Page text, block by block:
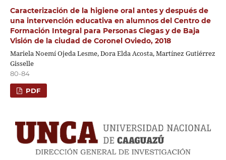
Caracterización de la higiene oral antes y después de
una intervención educativa en alumnos del Centro de
Formación Integral para Personas Ciegas y de Baja
Visión de la ciudad de Coronel Oviedo, 2018
Mariela Noemí Ojeda Lesme, Dora Elda Acosta, Martínez Gutiérrez
Gisselle
80-84
PDF